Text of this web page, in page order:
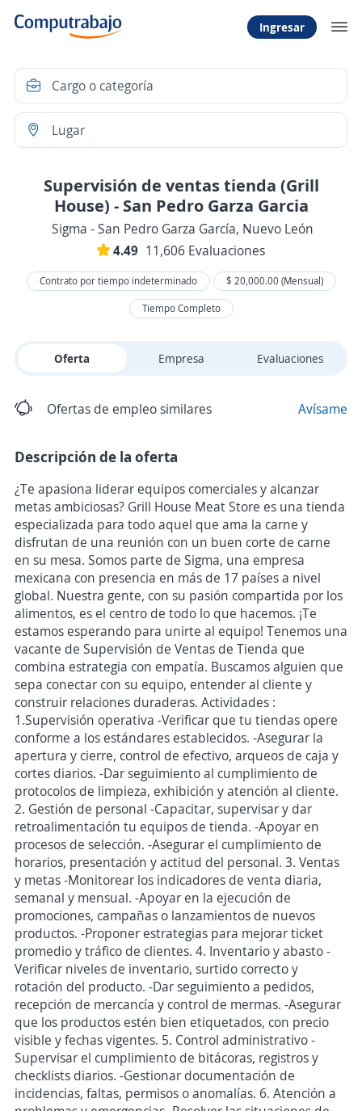
Ingresar
Supervisión de ventas tienda (Grill
House) - San Pedro Garza Garcia
Sigma - San Pedro Garza García, Nuevo León
4.49 11,606 Evaluaciones
Contrato por tiempo indeterminado
$ 20,000.00 (Mensual)
Tiempo Completo
Oferta Empresa Evaluaciones
Ofertas de empleo similares Avísame
Descripción de la oferta
¿Te apasiona liderar equipos comerciales y alcanzar
metas ambiciosas? Grill House Meat Store es una tienda
especializada para todo aquel que ama la carne y
disfrutan de una reunión con un buen corte de carne
en su mesa. Somos parte de Sigma, una empresa
mexicana con presencia en más de 17 países a nivel
global. Nuestra gente, con su pasión compartida por los
alimentos, es el centro de todo lo que hacemos. ¡Te
estamos esperando para unirte al equipo! Tenemos una
vacante de Supervisión de Ventas de Tienda que
combina estrategia con empatía. Buscamos alguien que
sepa conectar con su equipo, entender al cliente y
construir relaciones duraderas. Actividades :
1.Supervisión operativa -Verificar que tu tiendas opere
conforme a los estándares establecidos. -Asegurar la
apertura y cierre, control de efectivo, arqueos de caja y
cortes diarios. -Dar seguimiento al cumplimiento de
protocolos de limpieza, exhibición y atención al cliente.
2. Gestión de personal -Capacitar, supervisar y dar
retroalimentación tu equipos de tienda. -Apoyar en
procesos de selección. -Asegurar el cumplimiento de
horarios, presentación y actitud del personal. 3. Ventas
y metas -Monitorear los indicadores de venta diaria,
semanal y mensual. -Apoyar en la ejecución de
promociones, campañas o lanzamientos de nuevos
productos. -Proponer estrategias para mejorar ticket
promedio y tráfico de clientes. 4. Inventario y abasto -
Verificar niveles de inventario, surtido correcto y
rotación del producto. -Dar seguimiento a pedidos,
recepción de mercancía y control de mermas. -Asegurar
que los productos estén bien etiquetados, con precio
visible y fechas vigentes. 5. Control administrativo -
Supervisar el cumplimiento de bitácoras, registros y
checklists diarios. -Gestionar documentación de
incidencias, faltas, permisos o anomalías. 6. Atención a